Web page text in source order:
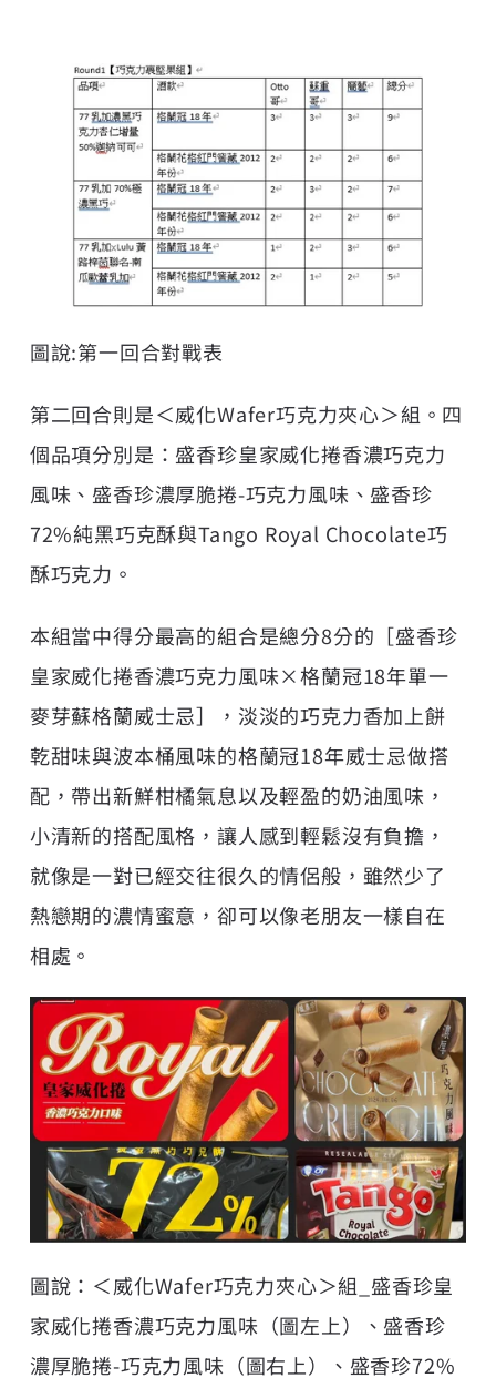
圖說:第一回合對戰表
第二回合則是＜威化Wafer巧克力夾心＞組。四
個品項分別是：盛香珍皇家威化捲香濃巧克力
風味、盛香珍濃厚脆捲-巧克力風味、盛香珍
72%純黑巧克酥與Tango Royal Chocolate巧
酥巧克力。
本組當中得分最高的組合是總分8分的［盛香珍
皇家威化捲香濃巧克力風味×格蘭冠18年單一
麥芽蘇格蘭威士忌］，淡淡的巧克力香加上餅
乾甜味與波本桶風味的格蘭冠18年威士忌做搭
配，帶出新鮮柑橘氣息以及輕盈的奶油風味，
小清新的搭配風格，讓人感到輕鬆沒有負擔，
就像是一對已經交往很久的情侶般，雖然少了
熱戀期的濃情蜜意，卻可以像老朋友一樣自在
相處。
圖說：＜威化Wafer巧克力夾心＞組_盛香珍皇
家威化捲香濃巧克力風味（圖左上）、盛香珍
濃厚脆捲-巧克力風味（圖右上）、盛香珍72%